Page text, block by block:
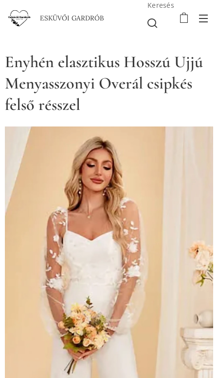
ESKÜVŐI GARDRÓB
Keresés
Enyhén elasztikus Hosszú Ujjú
Menyasszonyi Overál csipkés
felső résszel